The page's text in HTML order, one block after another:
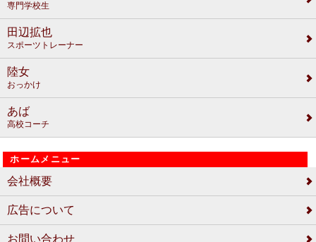
専門学校生
田辺拡也
スポーツトレーナー
陸女
おっかけ
あば
高校コーチ
ホームメニュー
会社概要
広告について
お問い合わせ